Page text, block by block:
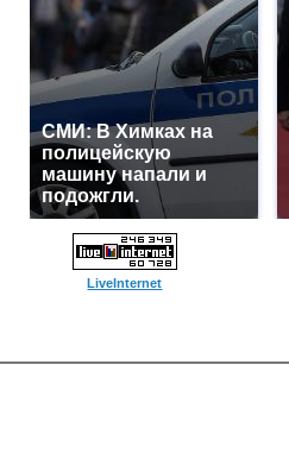
СМИ: В Химках на
полицейскую
машину напали и
подожгли.
LiveInternet